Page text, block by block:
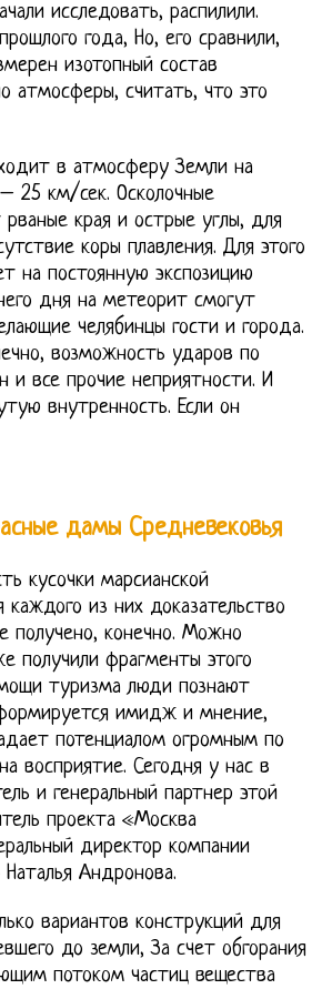
исследовать, распилили.
года, Но, его сравнили,
изотопный состав
атмосферы, считать, что это
в атмосферу Земли на
25 км/сек. Осколочные
края и острые углы, для
коры плавления. Для этого
на постоянную экспозицию
дня на метеорит смогут
челябинцы гости и города.
возможность ударов по
и все прочие неприятности. И
внутренность. Если он
дамы Средневековья
кусочки марсианской
из них доказательство
получено, конечно. Можно
получили фрагменты этого
туризма люди познают
имидж и мнение,
потенциалом огромным по
восприятие. Сегодня у нас в
и генеральный партнер этой
проекта «Москва
директор компании
Андронова.
вариантов конструкций для
до земли, За счет обгорания
потоком частиц вещества